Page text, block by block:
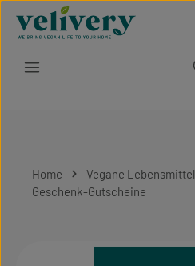
Zum Hauptinhalt springen
Home
Vegane Lebensmittel
Geschenk-Gutscheine
Bildergalerie überspringen